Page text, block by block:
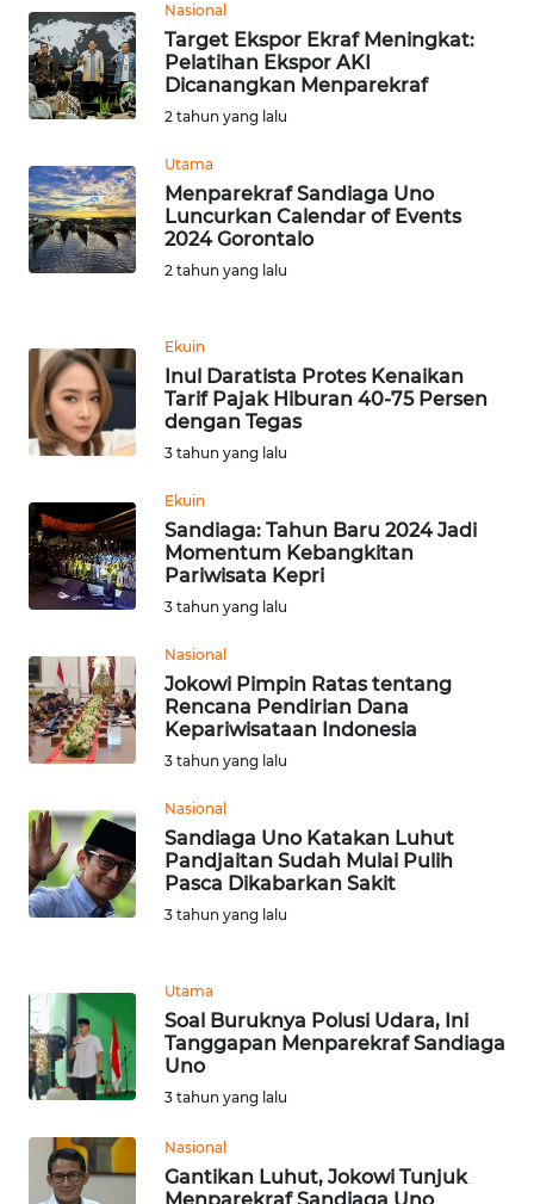
Nasional
Target Ekspor Ekraf Meningkat:
Pelatihan Ekspor AKI
Dicanangkan Menparekraf
2 tahun yang lalu
Utama
Menparekraf Sandiaga Uno
Luncurkan Calendar of Events
2024 Gorontalo
2 tahun yang lalu
Ekuin
Inul Daratista Protes Kenaikan
Tarif Pajak Hiburan 40-75 Persen
dengan Tegas
3 tahun yang lalu
Ekuin
Sandiaga: Tahun Baru 2024 Jadi
Momentum Kebangkitan
Pariwisata Kepri
3 tahun yang lalu
Nasional
Jokowi Pimpin Ratas tentang
Rencana Pendirian Dana
Kepariwisataan Indonesia
3 tahun yang lalu
Nasional
Sandiaga Uno Katakan Luhut
Pandjaitan Sudah Mulai Pulih
Pasca Dikabarkan Sakit
3 tahun yang lalu
Utama
Soal Buruknya Polusi Udara, Ini
Tanggapan Menparekraf Sandiaga
Uno
3 tahun yang lalu
Nasional
Gantikan Luhut, Jokowi Tunjuk
WN
JAKARTA
WN
WN
BANTEN
WN
WN
KEPRI
WN
WN
PAPUA
BARAT
WN
RIAU
WN
SERAMBI
WN
JAMBI
WN
WN
NTB
WN
WN